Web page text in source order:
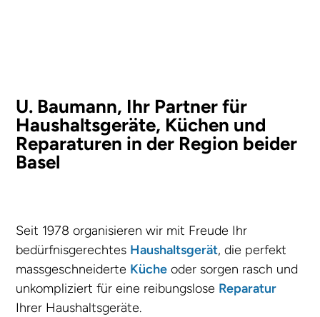
U. Baumann, Ihr Partner für
Haushaltsgeräte, Küchen und
Reparaturen in der Region beider
Basel
Seit 1978 organisieren wir mit Freude Ihr
bedürfnisgerechtes Haushaltsgerät, die perfekt
massgeschneiderte Küche oder sorgen rasch und
unkompliziert für eine reibungslose Reparatur
Ihrer Haushaltsgeräte.